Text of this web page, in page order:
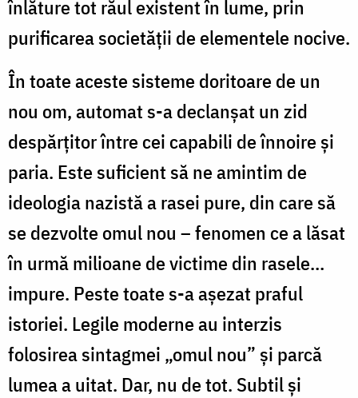
înlăture tot răul existent în lume, prin
purificarea societății de elementele nocive.
În toate aceste sisteme doritoare de un
nou om, automat s-a declanșat un zid
despărțitor între cei capabili de înnoire și
paria. Este suficient să ne amintim de
ideologia nazistă a rasei pure, din care să
se dezvolte omul nou – fenomen ce a lăsat
în urmă milioane de victime din rasele…
impure. Peste toate s-a așezat praful
istoriei. Legile moderne au interzis
folosirea sintagmei „omul nou” și parcă
lumea a uitat. Dar, nu de tot. Subtil și